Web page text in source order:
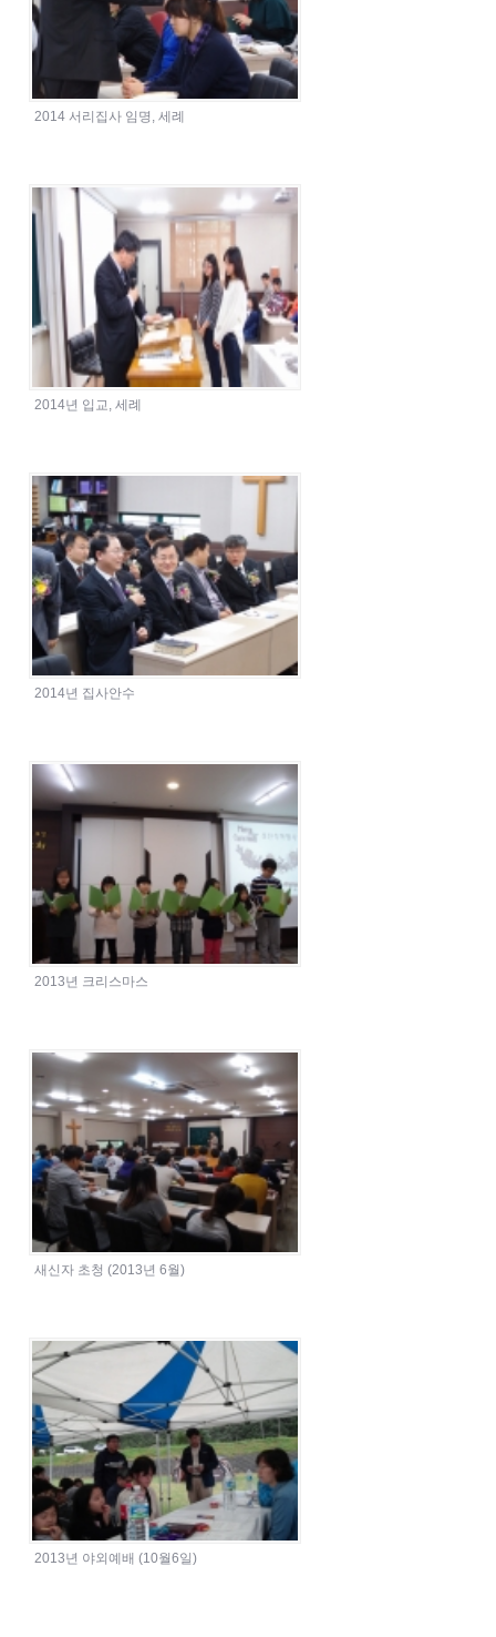
2014 서리집사 임명, 세례
2014년 입교, 세례
2014년 집사안수
2013년 크리스마스
새신자 초청 (2013년 6월)
2013년 야외예배 (10월6일)